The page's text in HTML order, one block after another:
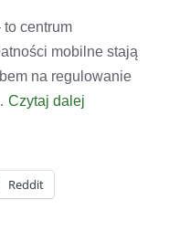
to centrum
mobilne stają
na regulowanie
Czytaj dalej
Reddit